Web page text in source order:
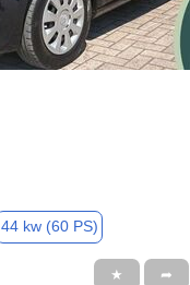
44 kw (60 PS)
★ ➦